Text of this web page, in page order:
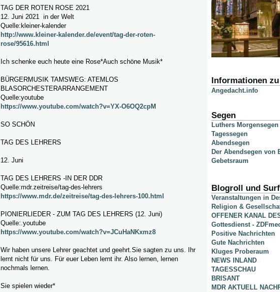
TAG DER ROTEN ROSE 2021
12. Juni 2021 in der Welt
Quelle:kleiner-kalender
http://www.kleiner-kalender.de/event/tag-der-roten-
rose/95616.html
Ich schenke euch heute eine Rose*Auch schöne Musik*
BÜRGERMUSIK TAMSWEG: ATEMLOS
BLASORCHESTERARRANGEMENT
Quelle:youtube
https://www.youtube.com/watch?v=YX-O6OQ2cpM
SO SCHÖN
TAG DES LEHRERS
12. Juni
TAG DES LEHRERS -IN DER DDR
Quelle:mdr.zeitreise/tag-des-lehrers
https://www.mdr.de/zeitreise/tag-des-lehrers-100.html
PIONIERLIEDER - ZUM TAG DES LEHRERS (12. Juni)
Quelle:.youtube
https://www.youtube.com/watch?v=JCuHaNKxmz8
Wir haben unsere Lehrer geachtet und geehrt.Sie sagten zu uns. Ihr
lernt nicht für uns. Für euer Leben lernt ihr. Also lernen, lernen
nochmals lernen.
Sie spielen wieder*
Informationen
Angedacht.info
Segen
Luthers Morgensegen
Tagessegen
Abendsegen
Der Abendsegen von
Gebetsraum
Blogroll und
Veranstaltungen in
Religion &
OFFENER KANAL
Gottesdienst -
Positive Nachrichten
Gute Nachrichten
Kluges Proberaum
NEWS INLAND
TAGESSCHAU
BRISANT
MDR AKTUELL